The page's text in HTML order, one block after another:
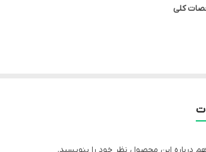
کلی
لیسانس فرانسه
درباره این محصول نظر خود را بنویسید.